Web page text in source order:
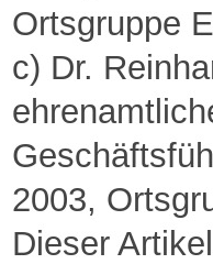
Ortsgruppe
c) Dr.
2003,
Dieser